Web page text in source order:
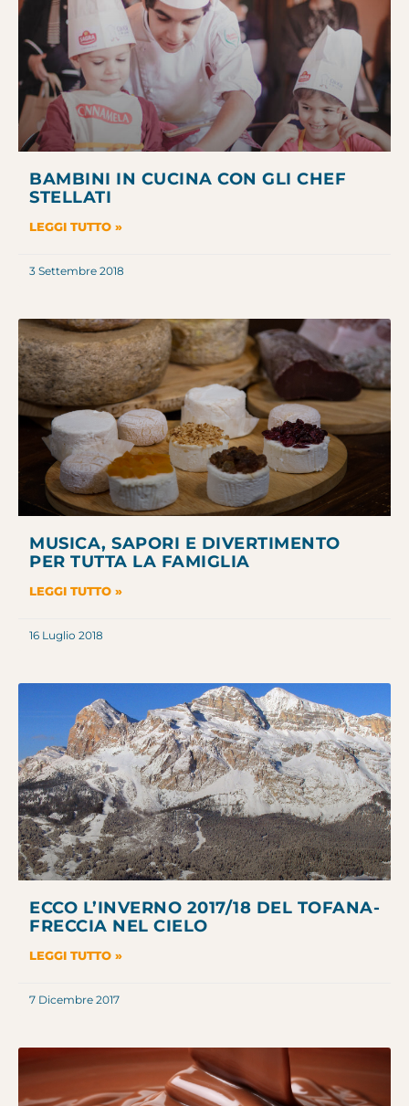
BAMBINI IN CUCINA CON GLI CHEF
STELLATI
LEGGI TUTTO »
3 Settembre 2018
MUSICA, SAPORI E DIVERTIMENTO
PER TUTTA LA FAMIGLIA
LEGGI TUTTO »
16 Luglio 2018
ECCO L’INVERNO 2017/18 DEL TOFANA-
FRECCIA NEL CIELO
LEGGI TUTTO »
7 Dicembre 2017